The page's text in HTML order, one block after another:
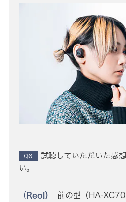
Q6
試聴していただいた感
い。
（Reol）
前の型（HA-